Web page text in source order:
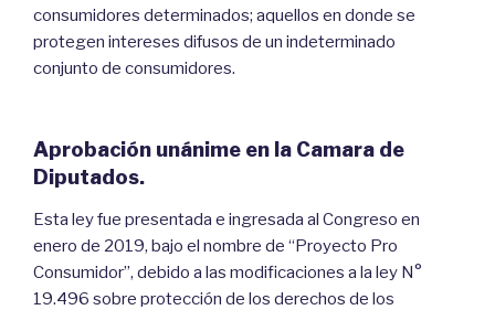
consumidores determinados; aquellos en donde se
protegen intereses difusos de un indeterminado
conjunto de consumidores.
Aprobación unánime en la Camara de
Diputados.
Esta ley fue presentada e ingresada al Congreso en
enero de 2019, bajo el nombre de “Proyecto Pro
Consumidor”, debido a las modificaciones a la ley N°
19.496 sobre protección de los derechos de los